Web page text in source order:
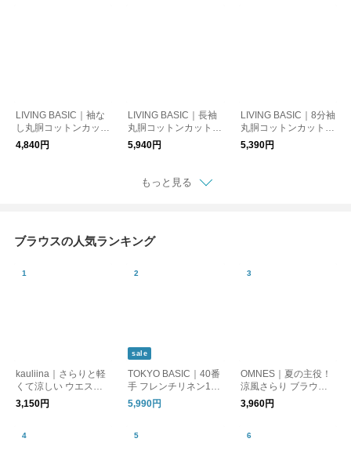
LIVING BASIC｜袖な
し丸胴コットンカット
ソー（スクエアネッ
ク）Tシャツ 袖なし 日
4,840円
LIVING BASIC｜長袖
丸胴コットンカットソ
ー (タートルネック)
トップス 日本製 イン
5,940円
LIVING BASIC｜8分袖
丸胴コットンカットソ
ー（クルーネック）ト
ップス 長袖 日本製
5,390円
もっと見る
ブラウスの人気ランキング
kauliina｜さらりと軽
くて涼しい ウエスト
ドロストブラウス
3,150円
sale
TOKYO BASIC｜40番
手 フレンチリネン10
0％ Tブラウス｜リネ
ンシャツ リネンブラ
5,990円
OMNES｜夏の主役！
涼風さらり ブラウス
半袖シャツ
3,960円